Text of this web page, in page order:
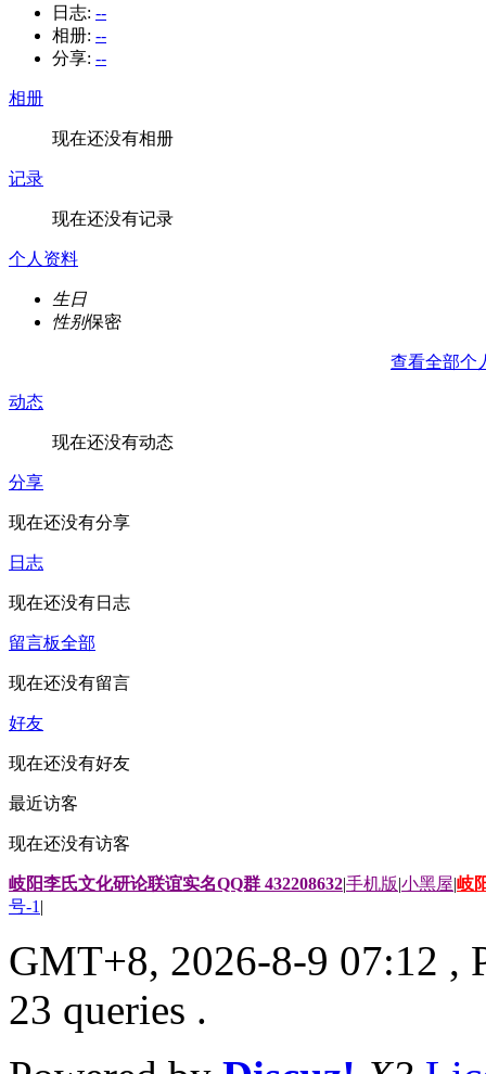
日志: --
相册: --
分享: --
相册
现在还没有相册
记录
现在还没有记录
个人资料
生日
性别保密
查看全部个
动态
现在还没有动态
分享
现在还没有分享
日志
现在还没有日志
留言板全部
现在还没有留言
好友
现在还没有好友
最近访客
现在还没有访客
岐阳李氏文化研论联谊实名QQ群 432208632|手机版|小黑屋|岐
号-1 |
GMT+8, 2026-8-9 07:12 ,
23 queries .